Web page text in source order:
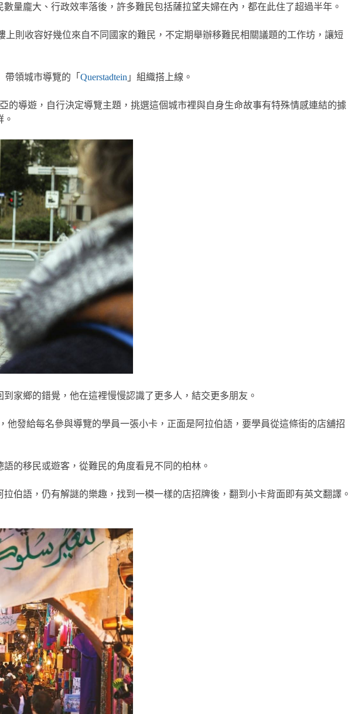
量龐大、行政效率落後，許多難民包括薩拉望夫婦在內，都在此住了超過半年。
則收容好幾位來自不同國家的難民，不定期舉辦移難民相關議題的工作坊，讓短
帶領城市導覽的「 Querstadtein 」組織搭上線。
的導遊，自行決定導覽主題，挑選這個城市裡與自身生命故事有特殊情感連結的據
家鄉的錯覺，他在這裡慢慢認識了更多人，結交更多朋友。
發給每名參與導覽的學員一張小卡，正面是阿拉伯語，要學員從這條街的店舖招
的移民或遊客，從難民的角度看見不同的柏林。
伯語，仍有解謎的樂趣，找到一模一樣的店招牌後，翻到小卡背面即有英文翻譯。